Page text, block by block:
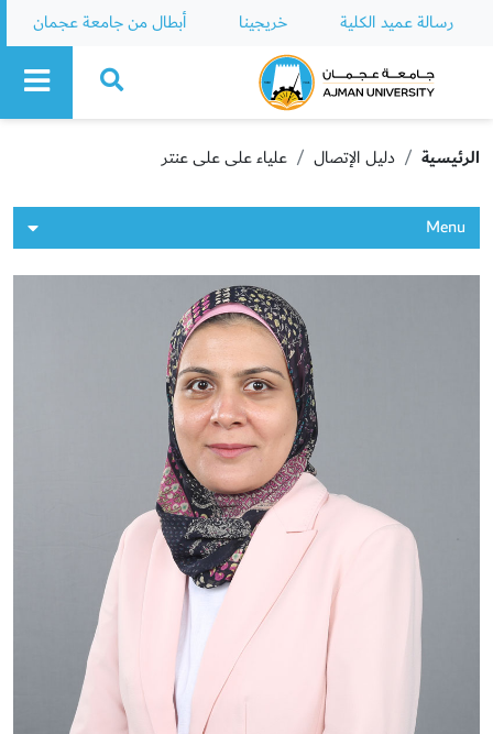
رسالة عميد الكلية خريجينا أبطال من جامعة عجمان
Ajman University
الرئيسية دليل الإتصال علياء على على عنتر
Menu